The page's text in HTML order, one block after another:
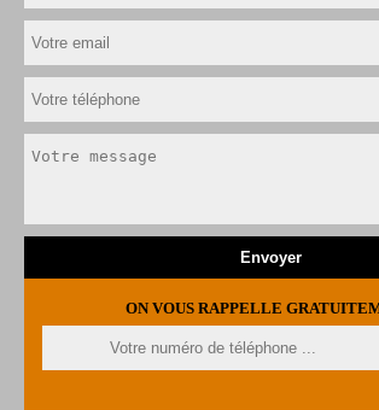
ON VOUS RAPPELLE